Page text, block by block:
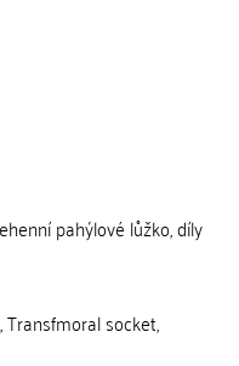
pahýlové lůžko, díly
socket,